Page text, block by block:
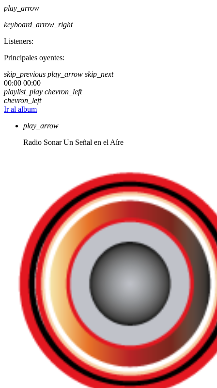
play_arrow
keyboard_arrow_right
Listeners:
Principales oyentes:
skip_previous play_arrow skip_next
00:00 00:00
playlist_play chevron_left
chevron_left
Ir al album
play_arrow
Radio Sonar Un Señal en el Aíre